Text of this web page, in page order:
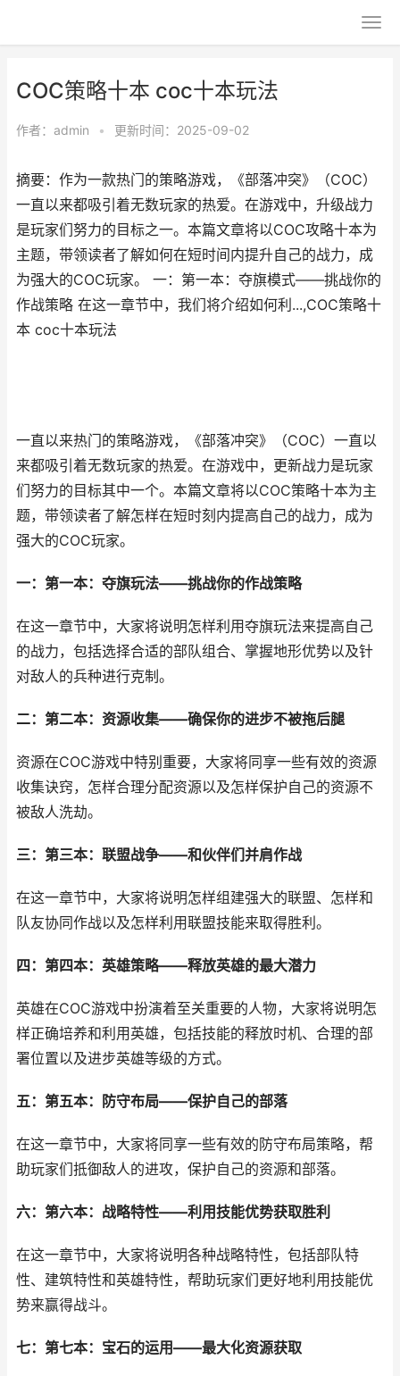
COC策略十本 coc十本玩法
作者： admin • 更新时间：2025-09-02
摘要：作为一款热门的策略游戏，《部落冲突》（COC）
一直以来都吸引着无数玩家的热爱。在游戏中，升级战力
是玩家们努力的目标之一。本篇文章将以COC攻略十本为
主题，带领读者了解如何在短时间内提升自己的战力，成
为强大的COC玩家。 一：第一本：夺旗模式——挑战你的
作战策略 在这一章节中，我们将介绍如何利...,COC策略十
本 coc十本玩法
一直以来热门的策略游戏，《部落冲突》（COC）一直以
来都吸引着无数玩家的热爱。在游戏中，更新战力是玩家
们努力的目标其中一个。本篇文章将以COC策略十本为主
题，带领读者了解怎样在短时刻内提高自己的战力，成为
强大的COC玩家。
一：第一本：夺旗玩法——挑战你的作战策略
在这一章节中，大家将说明怎样利用夺旗玩法来提高自己
的战力，包括选择合适的部队组合、掌握地形优势以及针
对敌人的兵种进行克制。
二：第二本：资源收集——确保你的进步不被拖后腿
资源在COC游戏中特别重要，大家将同享一些有效的资源
收集诀窍，怎样合理分配资源以及怎样保护自己的资源不
被敌人洗劫。
三：第三本：联盟战争——和伙伴们并肩作战
在这一章节中，大家将说明怎样组建强大的联盟、怎样和
队友协同作战以及怎样利用联盟技能来取得胜利。
四：第四本：英雄策略——释放英雄的最大潜力
英雄在COC游戏中扮演着至关重要的人物，大家将说明怎
样正确培养和利用英雄，包括技能的释放时机、合理的部
署位置以及进步英雄等级的方式。
五：第五本：防守布局——保护自己的部落
在这一章节中，大家将同享一些有效的防守布局策略，帮
助玩家们抵御敌人的进攻，保护自己的资源和部落。
六：第六本：战略特性——利用技能优势获取胜利
在这一章节中，大家将说明各种战略特性，包括部队特
性、建筑特性和英雄特性，帮助玩家们更好地利用技能优
势来赢得战斗。
七：第七本：宝石的运用——最大化资源获取